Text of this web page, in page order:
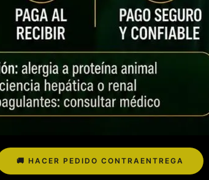
🚚 HACER PEDIDO CONTRAENTREGA